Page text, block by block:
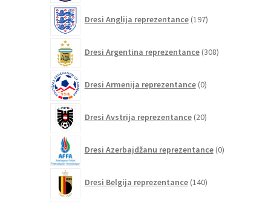
Dresi Anglija reprezentance 197izdelkov
Dresi Argentina reprezentance 308izdelkov
Dresi Armenija reprezentance 0izdelkov
Dresi Avstrija reprezentance 20izdelkov
Dresi Azerbajdžanu reprezentance 0izdelkov
Dresi Belgija reprezentance 140izdelkov